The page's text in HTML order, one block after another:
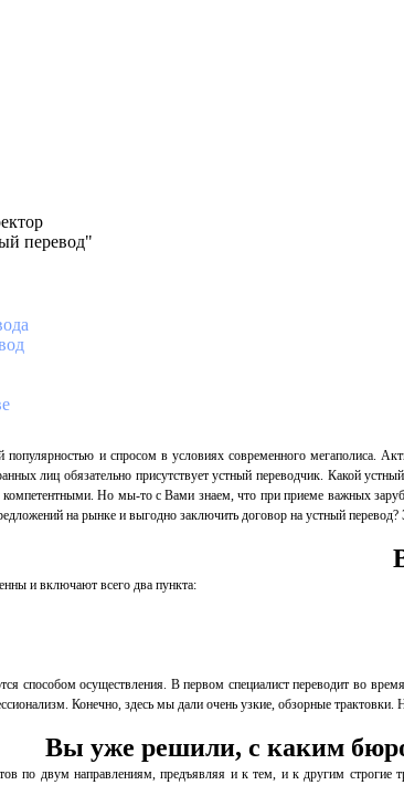
перевод"
популярностью и спросом в условиях современного мегаполиса.
лиц обязательно присутствует устный переводчик. Какой
Но мы-то с Вами знаем, что при приеме важных
на рынке и выгодно заключить договор на устный
и включают всего два пункта:
способом осуществления. В первом специалист переводит во
Конечно, здесь мы дали очень узкие, обзорные
Вы уже решили, с каким бюро
по двум направлениям, предъявляя и к тем, и к другим